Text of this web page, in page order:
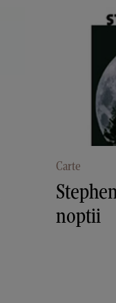
Carte
noptii